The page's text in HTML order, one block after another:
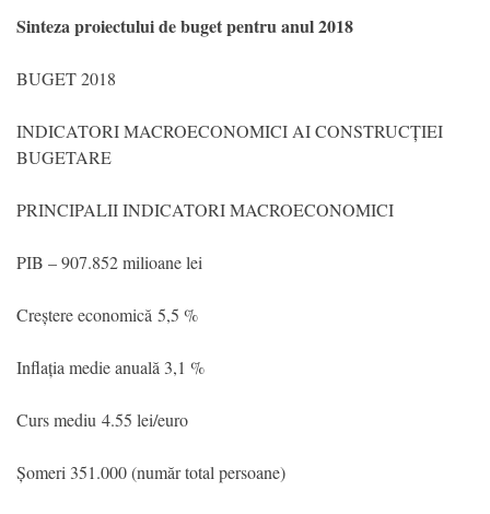
Sinteza proiectului de buget pentru anul 2018
BUGET 2018
INDICATORI MACROECONOMICI AI CONSTRUCȚIEI
BUGETARE
PRINCIPALII INDICATORI MACROECONOMICI
PIB – 907.852 milioane lei
Creștere economică 5,5 %
Inflația medie anuală 3,1 %
Curs mediu 4.55 lei/euro
Șomeri 351.000 (număr total persoane)